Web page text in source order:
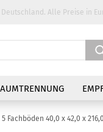
Alle Preise in
Fachböden 40,0 x 42,0 x 216,0